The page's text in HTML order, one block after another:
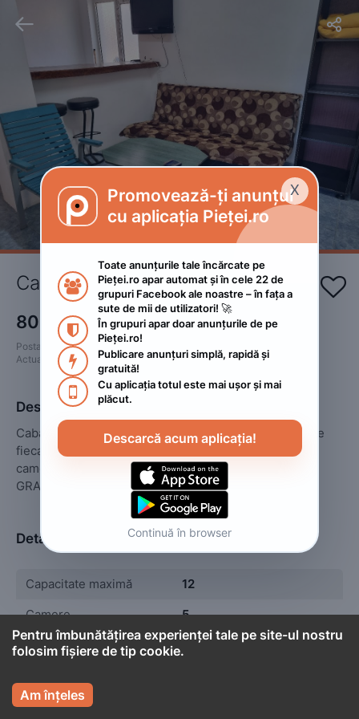
 
Cabana de la mare 
80 RON • Negociabil
Postat
2023. mai 11.
Actualizat
2023. iunie 9.
Descriere
Cabana de la mare cu doua apartamente decomandate
fiecare cu 4-6 locuri ,cu bai proprii,Tv,frigider si două
camere triple cu baie proprie si Tv fiecare.🍾PARCARE
GRATUITA!
Detalii
Capacitate maximă
12
Camere
5
 Cont titular
X
Promovează-ți anunțul
cu aplicația Pieței.ro

Toate anunțurile tale încărcate pe
Pieței.ro apar automat și în cele 22 de
grupuri Facebook ale noastre – în fața a
sute de mii de utilizatori! 🚀

În grupuri apar doar anunțurile de pe
Pieței.ro!

Publicare anunțuri simplă, rapidă și
gratuită!

Cu aplicația totul este mai ușor și mai
plăcut.
Descarcă acum aplicația!
Continuă în browser
Pentru îmbunătățirea experienței tale pe site-ul nostru
folosim fișiere de tip cookie.
Am înțeles